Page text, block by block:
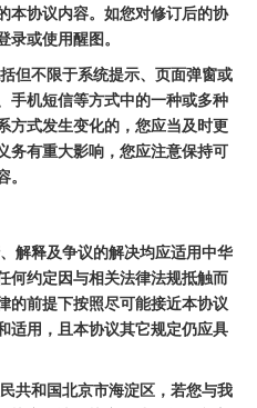
本协议内容。如您对修订后的协
或使用醒图。
但不限于系统提示、页面弹窗或
手机短信等方式中的一种或多种
方式发生变化的，您应当及时更
务有重大影响，您应注意保持可
解释及争议的解决均应适用中华
何约定因与相关法律法规抵触而
的前提下按照尽可能接近本协议
适用，且本协议其它规定仍应具
共和国北京市海淀区，若您与我